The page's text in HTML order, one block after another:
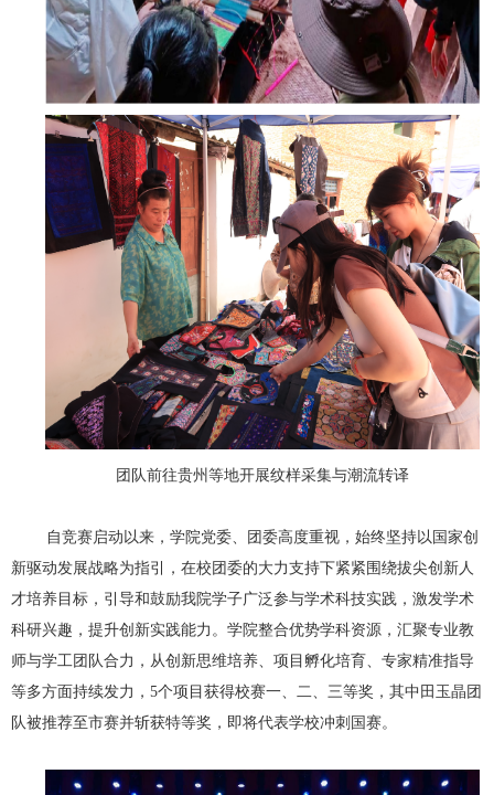
团队前往贵州等地开展纹样采集与潮流转译
自竞赛启动以来，学院党委、团委高度重视，始终坚持以国家创
新驱动发展战略为指引，在校团委的大力支持下紧紧围绕拔尖创新人
才培养目标，引导和鼓励我院学子广泛参与学术科技实践，激发学术
科研兴趣，提升创新实践能力。学院整合优势学科资源，汇聚专业教
师与学工团队合力，从创新思维培养、项目孵化培育、专家精准指导
等多方面持续发力， 5个项目获得校赛一、二、三等奖，其中田玉晶团
队被推荐至市赛并斩获特等奖，即将代表学校冲刺国赛。